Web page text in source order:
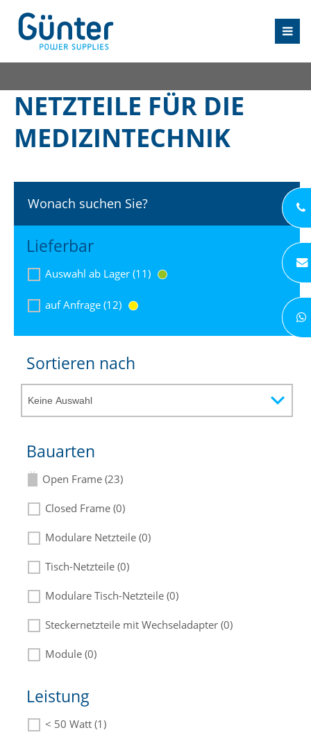
NETZTEILE FÜR DIE
MEDIZINTECHNIK
Wonach suchen Sie?
Lieferbar
Auswahl ab Lager (11)
auf Anfrage (12)
Sortieren nach
Bauarten
Open Frame (23)
Closed Frame (0)
Modulare Netzteile (0)
Tisch-Netzteile (0)
Modulare Tisch-Netzteile (0)
Steckernetzteile mit Wechseladapter (0)
Module (0)
Die passenden Netzteile finden Sie in der
Leistung
< 50 Watt (1)